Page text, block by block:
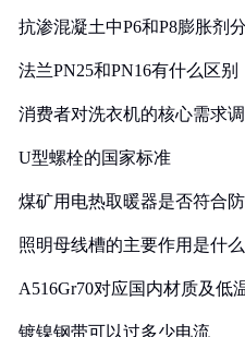
抗渗混凝土中P6和P8膨胀剂
法兰PN25和PN16有什么区别
消费者对洗衣机的核心需求
U型螺栓的国家标准
煤矿用电热取暖器是否符合
照明母线槽的主要作用是什么
A516Gr70对应国内材质及低
镀镍钢带可以过多少电流